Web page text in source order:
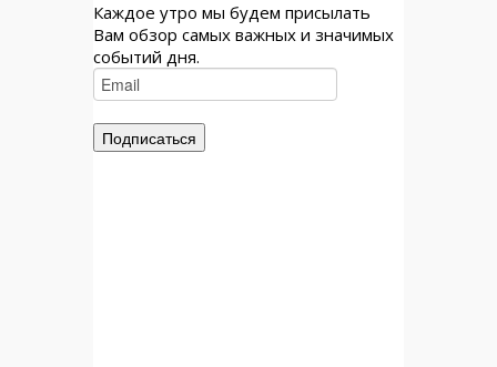
Каждое утро мы будем присылать
Вам обзор самых важных и значимых
событий дня.